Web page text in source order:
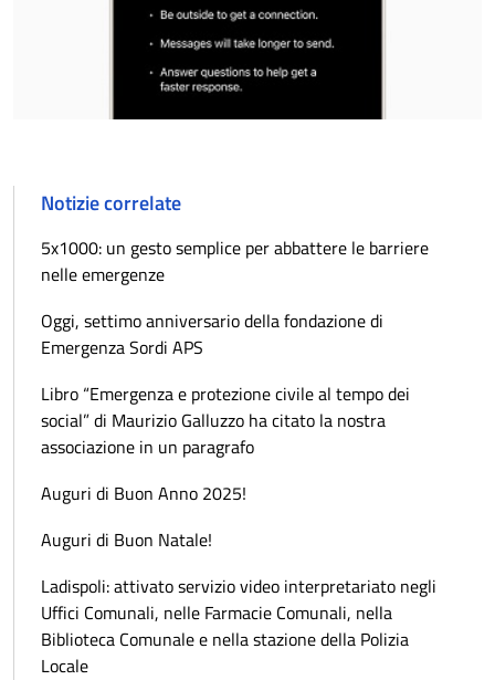
Notizie correlate
5x1000: un gesto semplice per abbattere le barriere
nelle emergenze
Oggi, settimo anniversario della fondazione di
Emergenza Sordi APS
Libro “Emergenza e protezione civile al tempo dei
social” di Maurizio Galluzzo ha citato la nostra
associazione in un paragrafo
Auguri di Buon Anno 2025!
Auguri di Buon Natale!
Ladispoli: attivato servizio video interpretariato negli
Uffici Comunali, nelle Farmacie Comunali, nella
Biblioteca Comunale e nella stazione della Polizia
Locale